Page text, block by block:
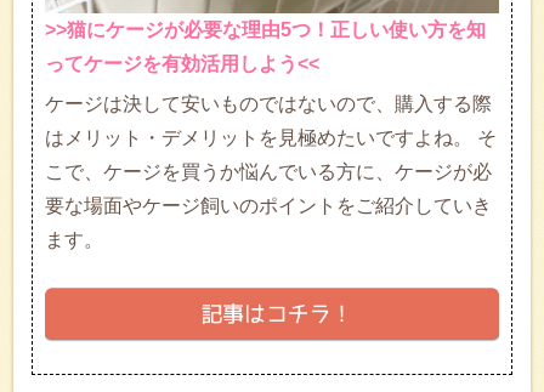
>>猫にケージが必要な理由5つ！正しい使い方を知
ってケージを有効活用しよう<<
ケージは決して安いものではないので、購入する際
はメリット・デメリットを見極めたいですよね。 そ
こで、ケージを買うか悩んでいる方に、ケージが必
要な場面やケージ飼いのポイントをご紹介していき
ます。